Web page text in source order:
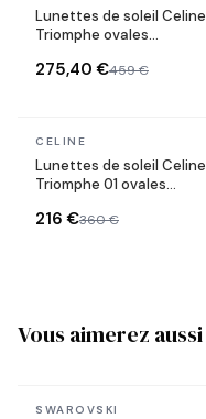
Lunettes de soleil Celine
Triomphe ovales
275,40 €459 €
En stock
CELINE
Lunettes de soleil Celine
Triomphe 01 ovales
216 €360 €
Vous aimerez aussi
En stock
SWAROVSKI